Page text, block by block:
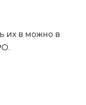
их в можно в